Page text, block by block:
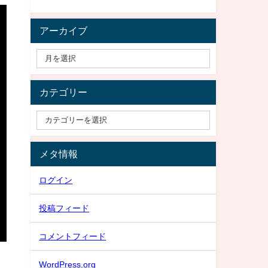
アーカイブ
カテゴリー
メタ情報
ログイン
投稿フィード
コメントフィード
WordPress.org